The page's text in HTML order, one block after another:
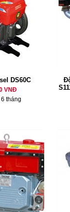
DS60C
VNĐ
tháng